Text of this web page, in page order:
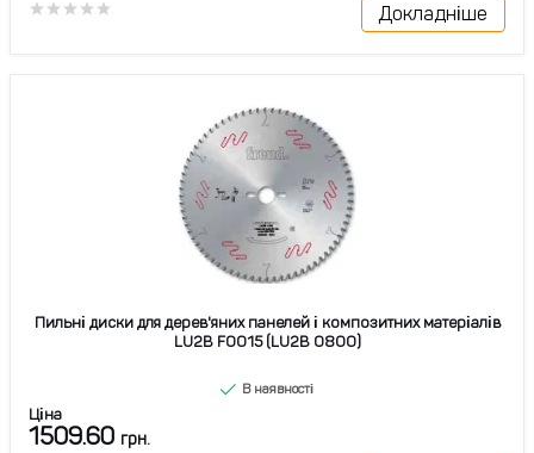
Докладніше
Пильні диски для дерев'яних панелей і композитних матеріалів
LU2B F0015 (LU2B 0800)
В наявності
Ціна
1509.60 грн.